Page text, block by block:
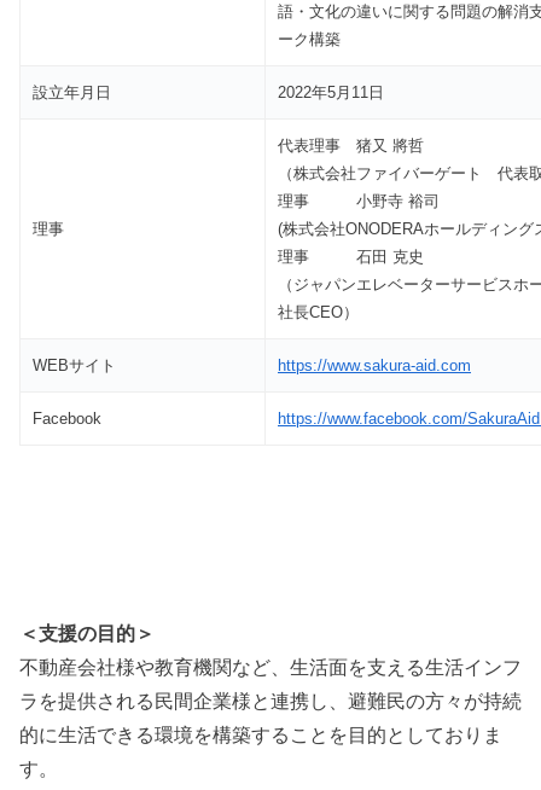
語・文化の違いに関する問題の解消
ーク構築
設立年月日 2022年5月11日
理事
代表理事 猪又 將哲
（株式会社ファイバーゲート 代表
理事 小野寺 裕司
(株式会社ONODERAホールディング
理事 石田 克史
（ジャパンエレベーターサービス
社長CEO）
WEBサイト https://www.sakura-aid.com
Facebook https://www.facebook.com/
＜支援の目的＞
不動産会社様や教育機関など、生活面を支える生活インフ
ラを提供される民間企業様と連携し、避難民の方々が持続
的に生活できる環境を構築することを目的としておりま
す。